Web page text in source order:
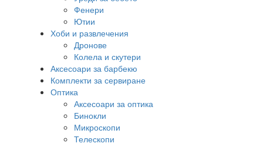
Фенери
Ютии
Хоби и развлечения
Дронове
Колела и скутери
Аксесоари за барбекю
Комплекти за сервиране
Оптика
Аксесоари за оптика
Бинокли
Микроскопи
Телескопи